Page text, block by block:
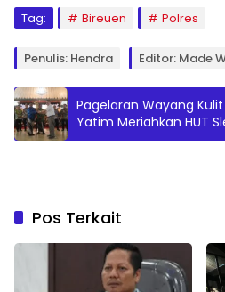
Tag: Bireuen Polres
Penulis: Hendra Editor: Made
Pagelaran Wayang
Yatim Meriahkan HUT
Sembada Ke-22
Pos Terkait